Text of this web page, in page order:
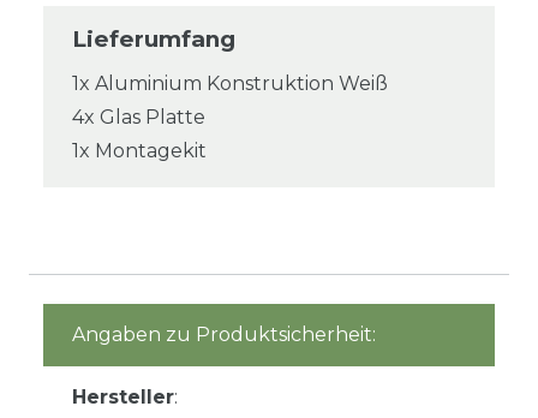
Lieferumfang
1x Aluminium Konstruktion Weiß
4x Glas Platte
1x Montagekit
Angaben zu Produktsicherheit:
Hersteller: